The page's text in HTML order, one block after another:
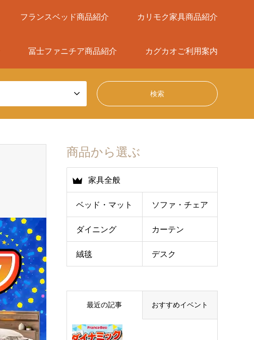
フランスベッド商品紹介 カリモク家具商品紹介
冨士ファニチア商品紹介 カグカオご利用案内
商品から選ぶ
家具全般
ベッド・マット ソファ・チェア
ダイニング カーテン
絨毯 デスク
最近の記事 おすすめイベント